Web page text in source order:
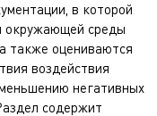
в которой
окружающей среды
также оцениваются
воздействия
негативных
содержит